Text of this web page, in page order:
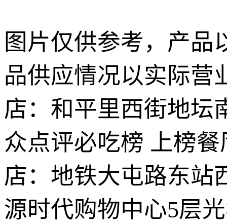
图片仅供参考，产品
品供应情况以实际营
店：和平里西街地坛
众点评必吃榜 上榜
店：地铁大屯路东站
源时代购物中心5层